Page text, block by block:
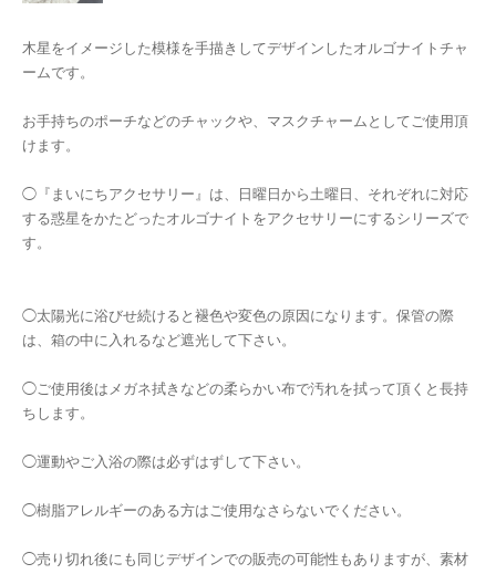
木星をイメージした模様を手描きしてデザインしたオルゴナイトチャ
ームです。
お手持ちのポーチなどのチャックや、マスクチャームとしてご使用頂
けます。
◯『まいにちアクセサリー』は、日曜日から土曜日、それぞれに対応
する惑星をかたどったオルゴナイトをアクセサリーにするシリーズで
す。
◯太陽光に浴びせ続けると褪色や変色の原因になります。保管の際
は、箱の中に入れるなど遮光して下さい。
◯ご使用後はメガネ拭きなどの柔らかい布で汚れを拭って頂くと長持
ちします。
◯運動やご入浴の際は必ずはずして下さい。
◯樹脂アレルギーのある方はご使用なさらないでください。
◯売り切れ後にも同じデザインでの販売の可能性もありますが、素材